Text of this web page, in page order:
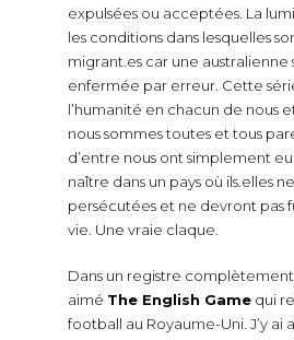
expulsées ou acceptées. La
les conditions dans lesquelles
migrant.es car une australienne
enfermée par erreur. Cette
l’humanité en chacun de nous
nous sommes toutes et tous
d’entre nous ont simplement
naître dans un pays où ils.elles
persécutées et ne devront pas
vie. Une vraie claque.
Dans un registre
aimé The English Gamequi
football au Royaume-Uni. J’y ai